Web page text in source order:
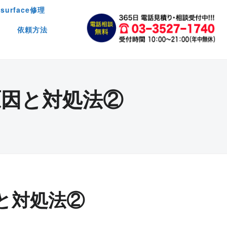
surface修理
依頼方法
と対処法②
対処法②